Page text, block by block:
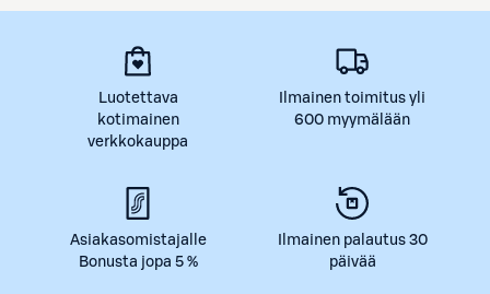
Luotettava
kotimainen
verkkokauppa
Ilmainen toimitus yli
600 myymälään
Asiakasomistajalle
Bonusta jopa 5 %
Ilmainen palautus 30
päivää